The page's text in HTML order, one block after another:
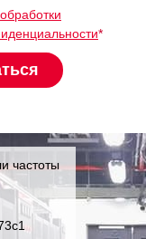
*
частоты